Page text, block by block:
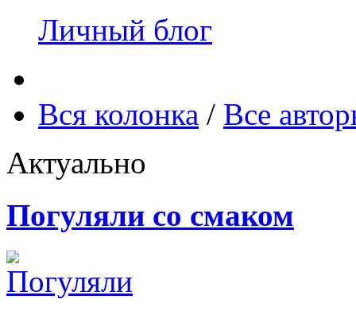
Личный блог
Вся колонка / Все
Актуально
Погуляли со смаком